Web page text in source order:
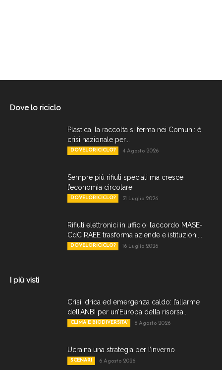
Dove lo riciclo
Plastica, la raccolta si ferma nei Comuni: è
crisi nazionale per...
DOVELORICICLO? 4 Agosto 2026
Sempre più rifiuti speciali ma cresce
l’economia circolare
DOVELORICICLO? 21 Luglio 2026
Rifiuti elettronici in ufficio: l’accordo MASE-
CdC RAEE trasforma aziende e istituzioni...
DOVELORICICLO? 16 Luglio 2026
I più visti
Crisi idrica ed emergenza caldo: l’allarme
dell’ANBI per un’Europa della risorsa...
CLIMA E BIODIVERSITA' 6 Agosto 2026
Ucraina una strategia per l’inverno
SCENARI 6 Agosto 2026